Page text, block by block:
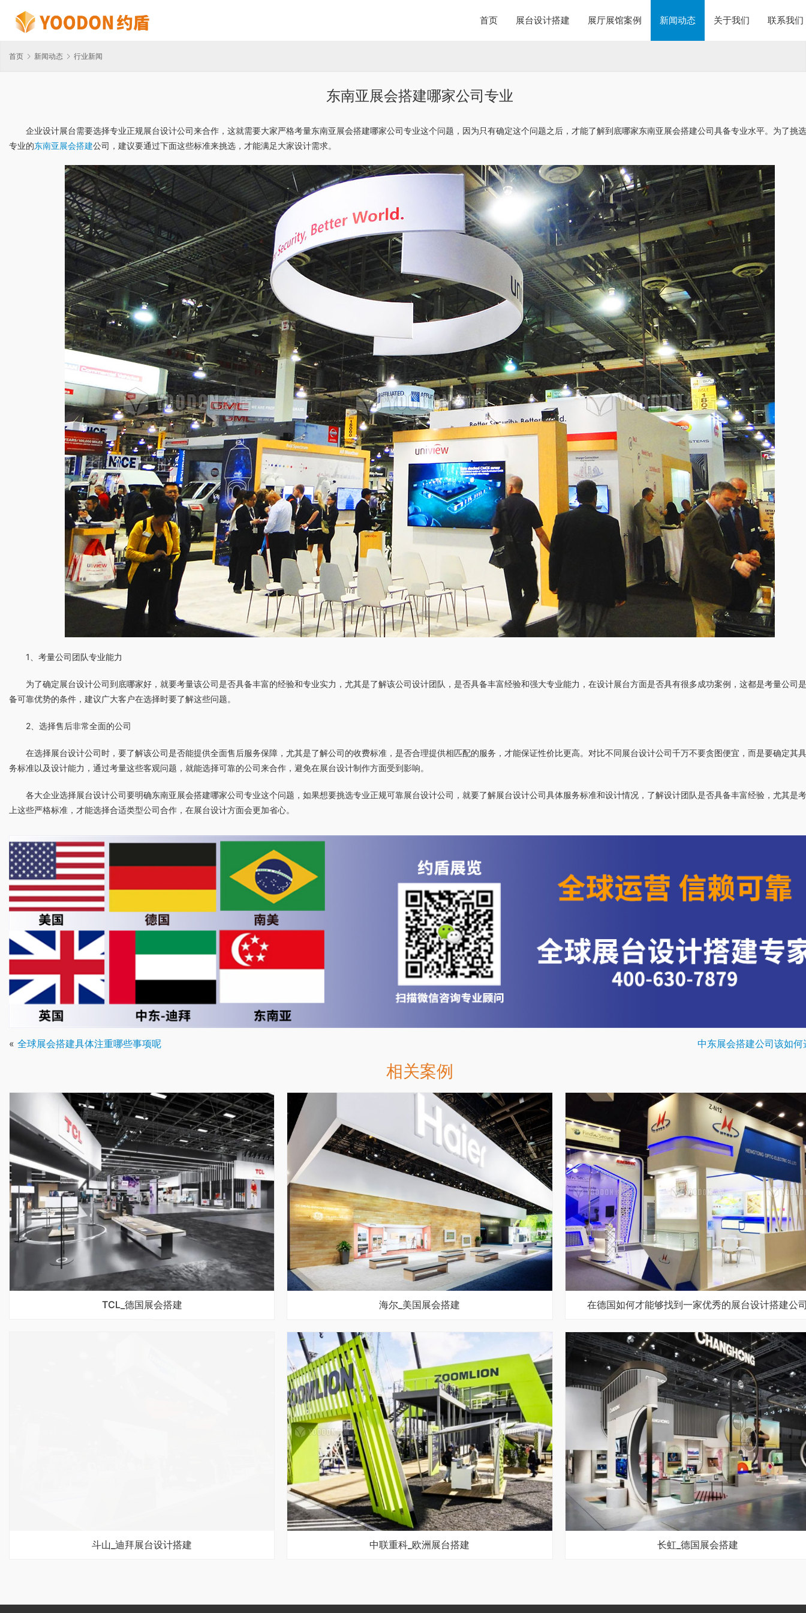
首页 展台设计搭建 展厅展馆案例 新闻动态 关于我们 联系我们
首页 新闻动态 行业新闻
东南亚展会搭建哪家公司专业
企业设计展台需要选择专业正规展台设计公司来合作，这就需要大家严格考量东南亚展会搭建哪家公司专业这个问题，因为只有确定这个问题之后，才能了解到底哪家东南亚展会搭建公司具备专业水平。为了挑
专业的东南亚展会搭建公司，建议要通过下面这些标准来挑选，才能满足大家设计需求。
1、考量公司团队专业能力
为了确定展台设计公司到底哪家好，就要考量该公司是否具备丰富的经验和专业实力，尤其是了解该公司设计团队，是否具备丰富经验和强大专业能力，在设计展台方面是否具有很多成功案例，这都是考量公司
备可靠优势的条件，建议广大客户在选择时要了解这些问题。
2、选择售后非常全面的公司
在选择展台设计公司时，要了解该公司是否能提供全面售后服务保障，尤其是了解公司的收费标准，是否合理提供相匹配的服务，才能保证性价比更高。对比不同展台设计公司千万不要贪图便宜，而是要确定其
务标准以及设计能力，通过考量这些客观问题，就能选择可靠的公司来合作，避免在展台设计制作方面受到影响。
各大企业选择展台设计公司要明确东南亚展会搭建哪家公司专业这个问题，如果想要挑选专业正规可靠展台设计公司，就要了解展台设计公司具体服务标准和设计情况，了解设计团队是否具备丰富经验，尤其是
上这些严格标准，才能选择合适类型公司合作，在展台设计方面会更加省心。
« 全球展会搭建具体注重哪些事项呢 中东展会搭建公司该如何
相关案例
TCL_德国展会搭建 海尔_美国展会搭建 在德国如何才能够找到一家优秀的展台设计搭建公
斗山_迪拜展台设计搭建 中联重科_欧洲展台搭建 长虹_德国展会搭建